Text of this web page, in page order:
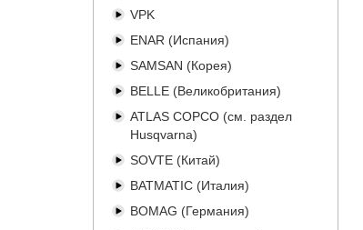
VPK
ENAR (Испания)
SAMSAN (Корея)
BELLE (Великобритания)
ATLAS COPCO (см. раздел
Husqvarna)
SOVTE (Китай)
BATMATIC (Италия)
BOMAG (Германия)